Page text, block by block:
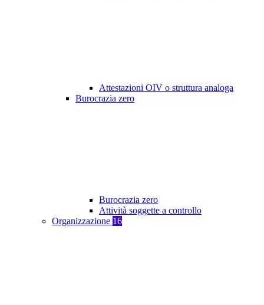
Attestazioni OIV o struttura analoga
Burocrazia zero
Burocrazia zero
Attività soggette a controllo
Organizzazione 16